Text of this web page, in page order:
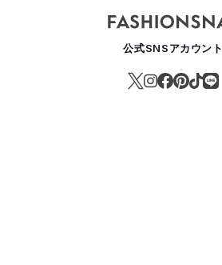
公式SNSアカウント